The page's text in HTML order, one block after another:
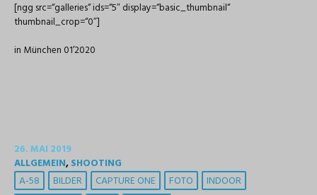
[ngg src=“galleries“ ids=“5″ display=“basic_thumbnail“
thumbnail_crop=“0″]
in München 01’2020
26. MAI 2019
ALLGEMEIN,SHOOTING
A-58 BILDER CAPTURE ONE FOTO
INDOOR